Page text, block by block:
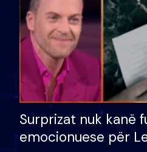
Surprizat nuk kanë
emocionuese për